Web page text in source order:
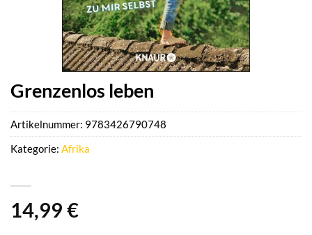
Grenzenlos leben
14,99 €
Artikelnummer: 9783426790748
Kategorie: Afrika